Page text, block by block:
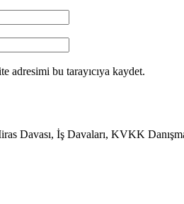
adresimi bu tarayıcıya kaydet.
Davası, İş Davaları, KVKK